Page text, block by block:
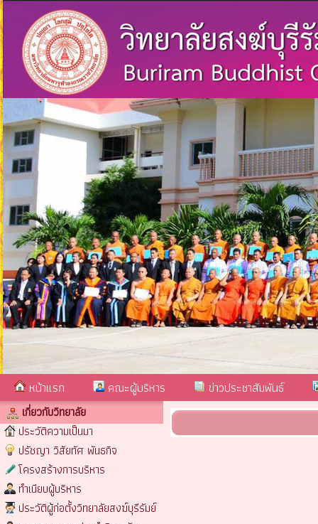
หน้าแรก คณะผู้บริหาร ข่าวประชาสัมพันธ์
เกี่ยวกับวิทยาลัย
ประวัติความเป็นมา
ปรัชญา วิสัยทัศ พันธกิจ
โครงสร้างการบริหาร
ทำเนียบผู้บริหาร
ประวัติผู้ก่อตั้งวิทยาลัยสงฆ์บุรีรัมย์